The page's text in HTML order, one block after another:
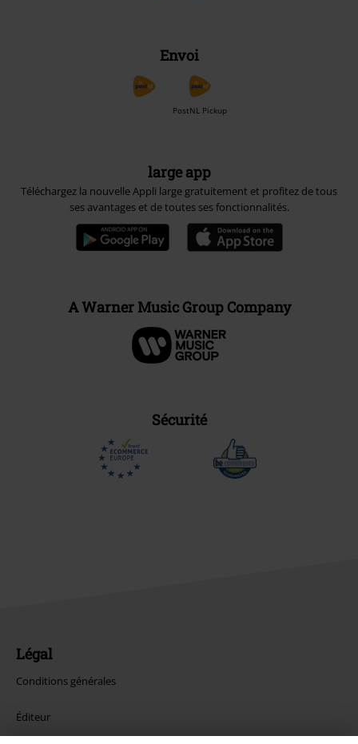
Envoi
PostNL Pickup
large app
Téléchargez la nouvelle Appli large gratuitement et profitez de tous
ses avantages et de toutes ses fonctionnalités.
A Warner Music Group Company
Sécurité
Légal
Conditions générales
Éditeur